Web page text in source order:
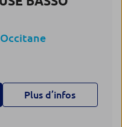
Plus d’infos